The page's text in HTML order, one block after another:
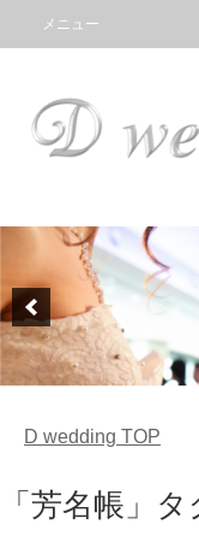
メニュー
D wedding TOP
「芳名帳」